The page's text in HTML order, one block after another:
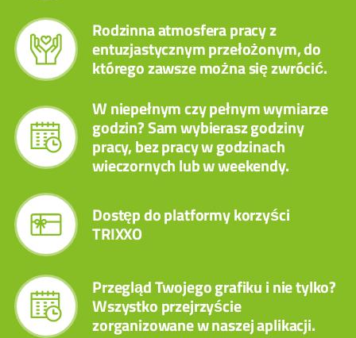
Rodzinna atmosfera pracy z
entuzjastycznym przełożonym, do
którego zawsze można się zwrócić.
W niepełnym czy pełnym wymiarze
godzin? Sam wybierasz godziny
pracy, bez pracy w godzinach
wieczornych lub w weekendy.
Dostęp do platformy korzyści
TRIXXO
Przegląd Twojego grafiku i nie tylko?
Wszystko przejrzyście
zorganizowane w naszej aplikacji.